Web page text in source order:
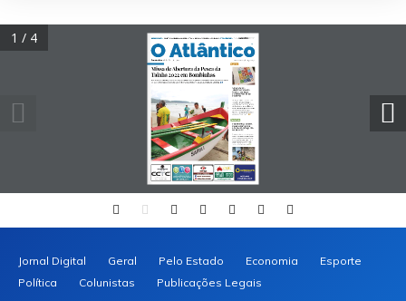
1 / 4
Jornal Digital Geral Pelo Estado Economia
Esporte
Política
Colunistas Publicações Legais